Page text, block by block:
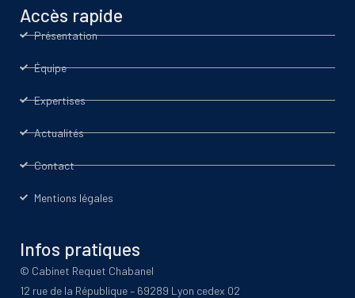
Accès rapide
Présentation
Équipe
Expertises
Actualités
Contact
Mentions légales
Infos pratiques
© Cabinet Requet Chabanel
12 rue de la République – 69289 Lyon cedex 02